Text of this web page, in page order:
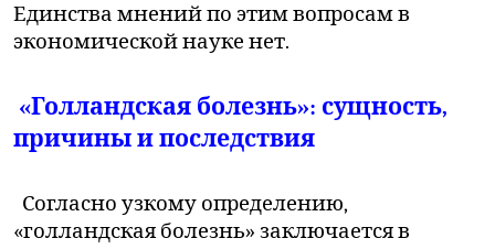
Единства мнений по этим вопросам в
экономической науке нет.
«Голландская болезнь»: сущность,
причины и последствия
Согласно узкому определению,
«голландская болезнь» заключается в